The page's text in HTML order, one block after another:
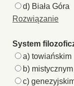
d) Biała Góra
Rozwiązanie
System
a) towiańskim
b) mistycznym
c)